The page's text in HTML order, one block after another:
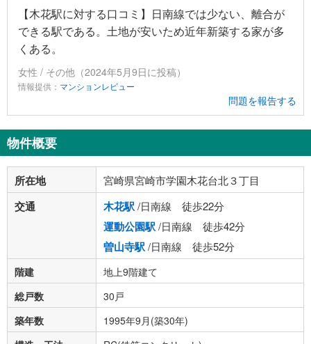
【木花駅に対する口コミ】日南線では少ない、離合が
できる駅である。土地が安いため近年新築する家が多
くある。
女性 / その他（2024年5月9日に投稿）
情報提供： マンションレビュー
問題を報告する
物件概要
所在地 宮崎県宮崎市学園木花台北３丁目
交通 木花駅/日南線 徒歩22分
運動公園駅/日南線 徒歩42分
曽山寺駅/日南線 徒歩52分
階建
地上9階建て
総戸数
30戸
築年数
1995年9月(築30年)